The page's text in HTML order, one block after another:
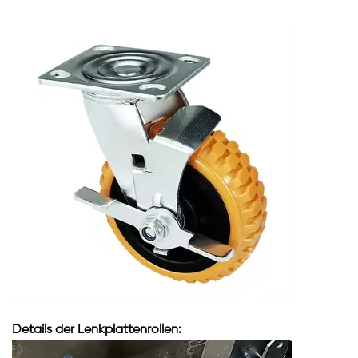
Details der Lenkplattenrollen: